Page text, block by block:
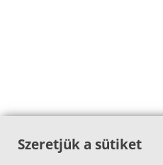
Szeretjük a sütiket